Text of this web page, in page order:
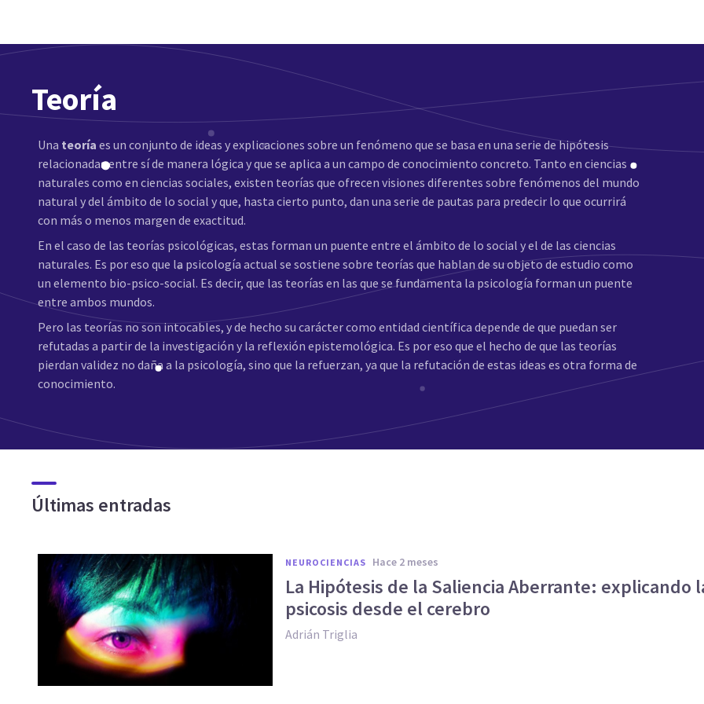
Teoría
Una teoría es un conjunto de ideas y explicaciones sobre un fenómeno que se basa en una serie de hipótesis
relacionadas entre sí de manera lógica y que se aplica a un campo de conocimiento concreto. Tanto en ciencias
naturales como en ciencias sociales, existen teorías que ofrecen visiones diferentes sobre fenómenos del mundo
natural y del ámbito de lo social y que, hasta cierto punto, dan una serie de pautas para predecir lo que ocurrirá
con más o menos margen de exactitud.
En el caso de las teorías psicológicas, estas forman un puente entre el ámbito de lo social y el de las ciencias
naturales. Es por eso que la psicología actual se sostiene sobre teorías que hablan de su objeto de estudio como
un elemento bio-psico-social. Es decir, que las teorías en las que se fundamenta la psicología forman un puente
entre ambos mundos.
Pero las teorías no son intocables, y de hecho su carácter como entidad científica depende de que puedan ser
refutadas a partir de la investigación y la reflexión epistemológica. Es por eso que el hecho de que las teorías
pierdan validez no daña a la psicología, sino que la refuerzan, ya que la refutación de estas ideas es otra forma de
conocimiento.
Últimas entradas
NEUROCIENCIAS hace 2 meses
La Hipótesis de la Saliencia Aberrante: explicando
psicosis desde el cerebro
Adrián Triglia